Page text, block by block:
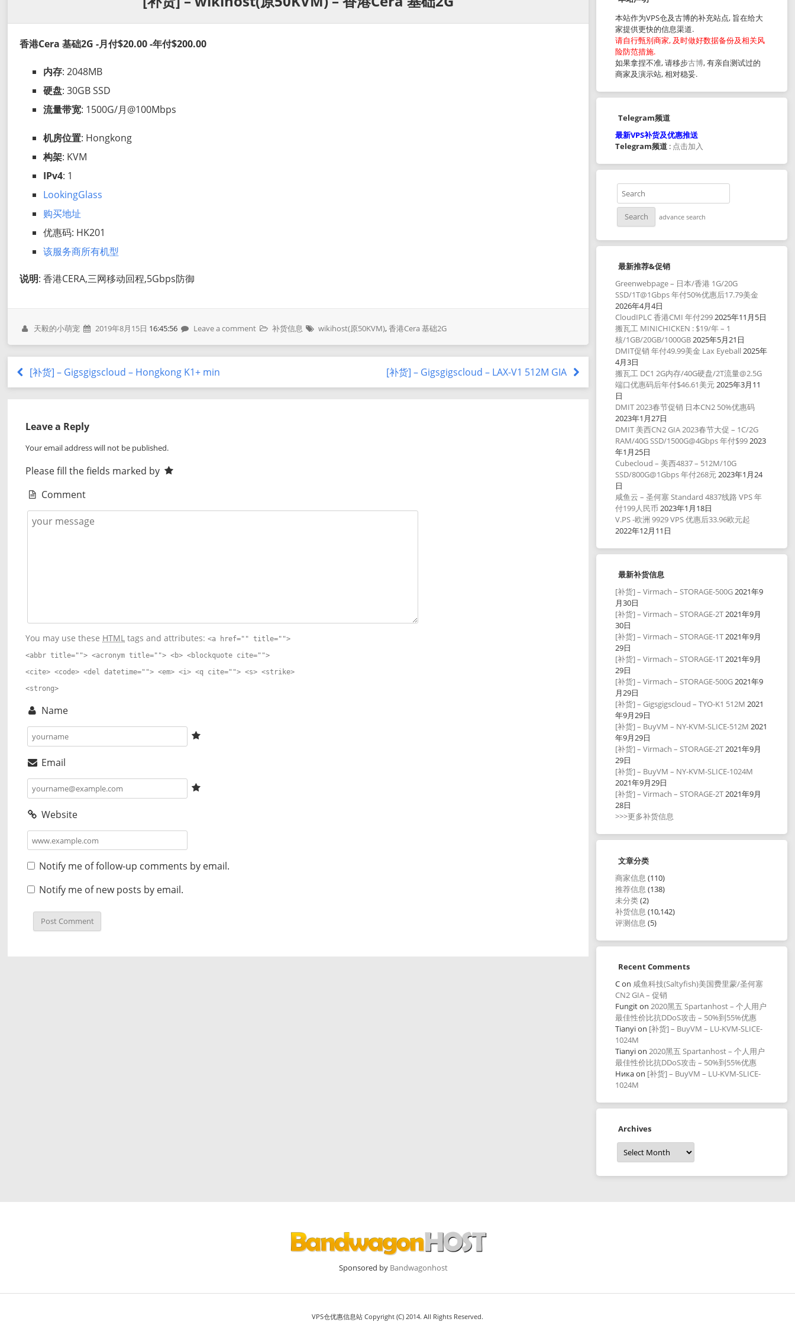
香港Cera 基础2G -月付$20.00 -年付$200.00
内存: 2048MB
硬盘: 30GB SSD
流量带宽: 1500G/月@100Mbps
机房位置: Hongkong
构架: KVM
IPv4: 1
LookingGlass
购买地址
优惠码: HK201
该服务商所有机型
说明: 香港CERA,三网移动回程,5Gbps防御
天毅的小萌宠 2019年8月15日 16:45:56 Leave a comment 补货信息 wikihost(原50KVM),香港Cera 基础2G
[补货] – Gigsgigscloud – Hongkong K1+ min [补货] – Gigsgigscloud – LAX-V1 512M GIA
Leave a Reply
Your email address will not be published.
Please fill the fields marked by
Comment
You may use these HTML tags and attributes:<a href="" title="">
<abbr title=""> <acronym title=""> <b> <blockquote cite="">
<cite> <code> <del datetime=""> <em> <i> <q cite=""> <s> <strike>
<strong>
Name
Email
Website
Notify me of follow-up comments by email.
Notify me of new posts by email.
本站作为VPS仓及古博的补充站点, 旨在给大
家提供更快的信息渠道.
请自行甄别商家, 及时做好数据备份及相关风
险防范措施.
如果拿捏不准, 请移步古博, 有亲自测试过的
商家及演示站, 相对稳妥.
Telegram频道
最新VPS补货及优惠推送
Telegram频道 : 点击加入
advance search
最新推荐&促销
Greenwebpage – 日本/香港 1G/20G
SSD/1T@1Gbps 年付50%优惠后17.79美金
2026年4月4日
CloudIPLC 香港CMI 年付2992025年11月5日
搬瓦工 MINICHICKEN : $19/年 – 1
核/1GB/20GB/1000GB2025年5月21日
DMIT促销 年付49.99美金 Lax Eyeball 2025年
4月3日
搬瓦工 DC1 2G内存/40G硬盘/2T流量@2.5G
端口优惠码后年付$46.61美元2025年3月11
日
DMIT 2023春节促销 日本CN2 50%优惠码
2023年1月27日
DMIT 美西CN2 GIA 2023春节大促 – 1C/2G
RAM/40G SSD/1500G@4Gbps 年付$992023
年1月25日
Cubecloud – 美西4837 – 512M/10G
SSD/800G@1Gbps 年付268元2023年1月24
日
咸鱼云 – 圣何塞 Standard 4837线路 VPS 年
付199人民币 2023年1月18日
V.PS -欧洲 9929 VPS 优惠后33.96欧元起
2022年12月11日
最新补货信息
[补货] – Virmach – STORAGE-500G2021年9
月30日
[补货] – Virmach – STORAGE-2T2021年9月
30日
[补货] – Virmach – STORAGE-1T2021年9月
29日
[补货] – Virmach – STORAGE-1T2021年9月
29日
[补货] – Virmach – STORAGE-500G2021年9
月29日
[补货] – Gigsgigscloud – TYO-K1 512M 2021
年9月29日
[补货] – BuyVM – NY-KVM-SLICE-512M 2021
年9月29日
[补货] – Virmach – STORAGE-2T2021年9月
29日
[补货] – BuyVM – NY-KVM-SLICE-1024M
2021年9月29日
[补货] – Virmach – STORAGE-2T2021年9月
28日
>>>更多补货信息
文章分类
商家信息 (110)
推荐信息 (138)
未分类(2)
补货信息 (10,142)
评测信息 (5)
Recent Comments
Con 咸鱼科技(Saltyfish)美国费里蒙/圣何塞
CN2 GIA – 促销
Fungiton2020黑五 Spartanhost – 个人用户
最佳性价比抗DDoS攻击 – 50%到55%优惠
Tianyion [补货] – BuyVM – LU-KVM-SLICE-
1024M
Tianyion2020黑五 Spartanhost – 个人用户
最佳性价比抗DDoS攻击 – 50%到55%优惠
Никаon [补货] – BuyVM – LU-KVM-SLICE-
1024M
Archives
Archives
Sponsored by Bandwagonhost
VPS仓优惠信息站 Copyright (C) 2014. All Rights Reserved.